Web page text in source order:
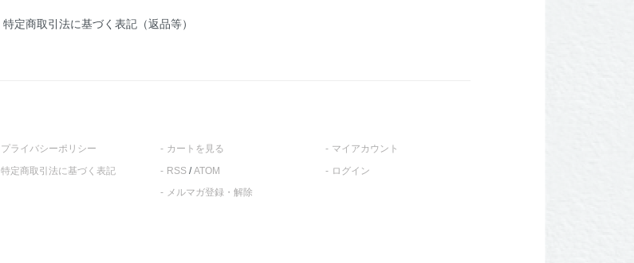
特定商取引法に基づく表記（返品等）
プライバシーポリシー
特定商取引法に基づく表記
カートを見る
RSS/ATOM
メルマガ登録・解除
マイアカウント
ログイン